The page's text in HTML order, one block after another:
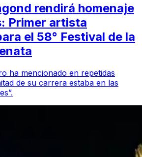
rendirá homenaje
Primer artista
el 58° Festival de la
ha mencionado en repetidas
de su carrera estaba en las